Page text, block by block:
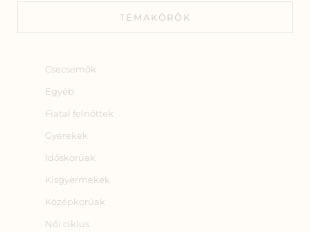
TÉMAKÖRÖK
Csecsemők
Egyéb
Fiatal felnőttek
Gyerekek
Időskorúak
Kisgyermekek
Középkorúak
Női ciklus